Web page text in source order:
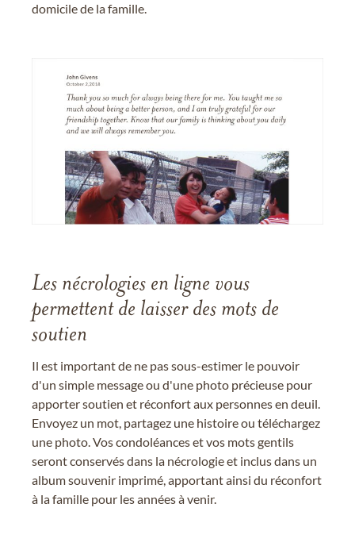
domicile de la famille.
Les nécrologies en ligne vous
permettent de laisser des mots de
soutien
Il est important de ne pas sous-estimer le pouvoir
d'un simple message ou d'une photo précieuse pour
apporter soutien et réconfort aux personnes en deuil.
Envoyez un mot, partagez une histoire ou téléchargez
une photo. Vos condoléances et vos mots gentils
seront conservés dans la nécrologie et inclus dans un
album souvenir imprimé, apportant ainsi du réconfort
à la famille pour les années à venir.